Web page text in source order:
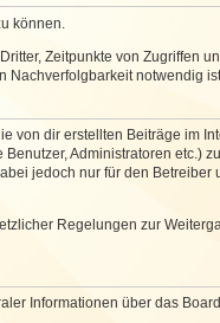
können.
Zeitpunkte von Zugriffen
Nachverfolgbarkeit notwendig ist.
von dir erstellten Beiträge im
Administratoren etc.)
jedoch nur für den Betreiber
Regelungen zur
Informationen über das